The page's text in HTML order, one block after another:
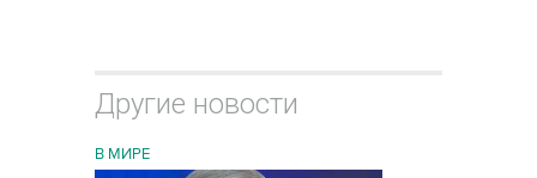
Другие новости
В МИРЕ